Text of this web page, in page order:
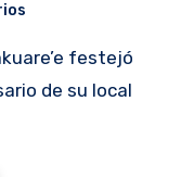
de su local